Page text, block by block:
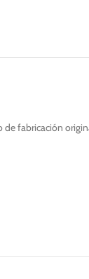
fabricación